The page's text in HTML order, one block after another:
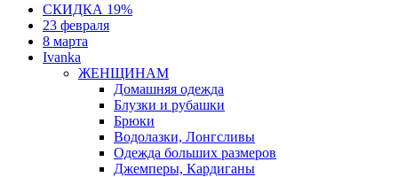
СКИДКА 19%
23 февраля
8 марта
Ivanka
ЖЕНЩИНАМ
Домашняя одежда
Блузки и рубашки
Брюки
Водолазки, Лонгсливы
Одежда больших размеров
Джемперы, Кардиганы